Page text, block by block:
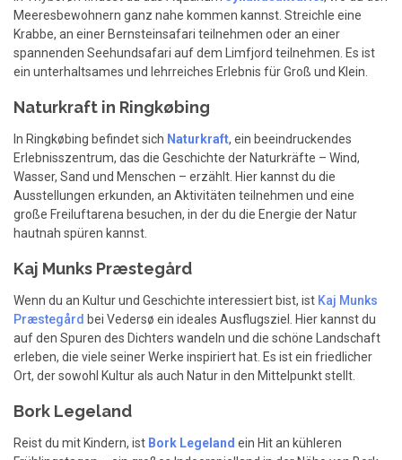
Meeresbewohnern ganz nahe kommen kannst. Streichle eine
Krabbe, an einer Bernsteinsafari teilnehmen oder an einer
spannenden Seehundsafari auf dem Limfjord teilnehmen. Es ist
ein unterhaltsames und lehrreiches Erlebnis für Groß und Klein.
Naturkraft in Ringkøbing
In Ringkøbing befindet sich Naturkraft, ein beeindruckendes
Erlebnisszentrum, das die Geschichte der Naturkräfte – Wind,
Wasser, Sand und Menschen – erzählt. Hier kannst du die
Ausstellungen erkunden, an Aktivitäten teilnehmen und eine
große Freiluftarena besuchen, in der du die Energie der Natur
hautnah spüren kannst.
Kaj Munks Præstegård
Wenn du an Kultur und Geschichte interessiert bist, ist Kaj Munks
Præstegård bei Vedersø ein ideales Ausflugsziel. Hier kannst du
auf den Spuren des Dichters wandeln und die schöne Landschaft
erleben, die viele seiner Werke inspiriert hat. Es ist ein friedlicher
Ort, der sowohl Kultur als auch Natur in den Mittelpunkt stellt.
Bork Legeland
Reist du mit Kindern, ist Bork Legeland ein Hit an kühleren